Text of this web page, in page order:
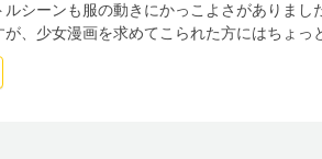
ルシーンも服の動きにかっこよさがありまし
、少女漫画を求めてこられた方にはちょっ